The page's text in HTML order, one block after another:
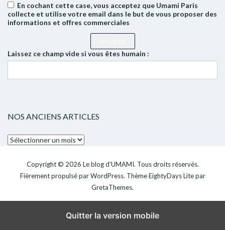
En cochant cette case, vous acceptez que Umami Paris
collecte et utilise votre email dans le but de vous proposer des
informations et offres commerciales
Laissez ce champ vide si vous êtes humain :
NOS ANCIENS ARTICLES
Nos
articlesCopyright © 2026 Le blog d'UMAMI. Tous droits réservés.
Fièrement propulsé parWordPress. ThèmeEightyDays Litepar
GretaThemes.
Quitter la version mobile